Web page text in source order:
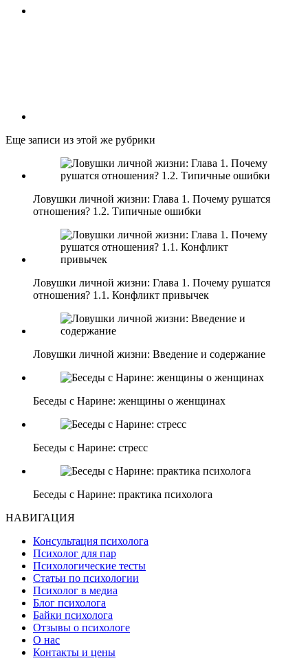
Еще записи из этой же рубрики
Ловушки личной жизни: Глава 1. Почему рушатся
отношения? 1.2. Типичные ошибки
Ловушки личной жизни: Глава 1. Почему рушатся
отношения? 1.1. Конфликт привычек
Ловушки личной жизни: Введение и содержание
Беседы с Нарине: женщины о женщинах
Беседы с Нарине: стресс
Беседы с Нарине: практика психолога
НАВИГАЦИЯ
Консультация психолога
Психолог для пар
Психологические тесты
Статьи по психологии
Психолог в медиа
Блог психолога
Байки психолога
Отзывы о психологе
О нас
Контакты и цены